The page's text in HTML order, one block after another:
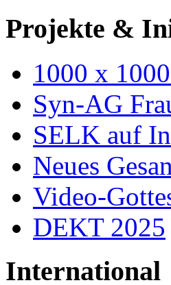
Projekte &
1000 x
Syn-AG
SELK auf
Neues
Video-
DEKT 2025
International